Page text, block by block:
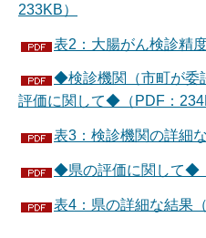
233KB）
表2：大腸がん検診精
◆検診機関（市町が委
評価に関して◆（PDF：
表3：検診機関の詳細
◆県の評価に関して◆
表4：県の詳細な結果